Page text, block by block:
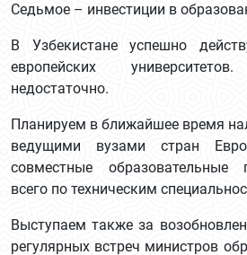
Седьмое – инвестиции в
В Узбекистане успешно
европейских
недостаточно.
Планируем в ближайшее время
ведущими вузами стран
совместные
всего по техническим
Выступаем также за
регулярных встреч министров